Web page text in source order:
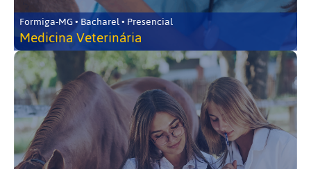
Formiga-MG • Bacharel • Presencial
Medicina Veterinária